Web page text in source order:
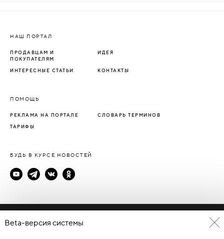
НАШ ПОРТАЛ
ПРОДАВЦАМ И
ПОКУПАТЕЛЯМ
ИДЕЯ
ИНТЕРЕСНЫЕ СТАТЬИ КОНТАКТЫ
ПОМОЩЬ
РЕКЛАМА НА ПОРТАЛЕ СЛОВАРЬ ТЕРМИНОВ
ТАРИФЫ
БУДЬ В КУРСЕ НОВОСТЕЙ
Политика конфиденциальности
Beta-версия системы